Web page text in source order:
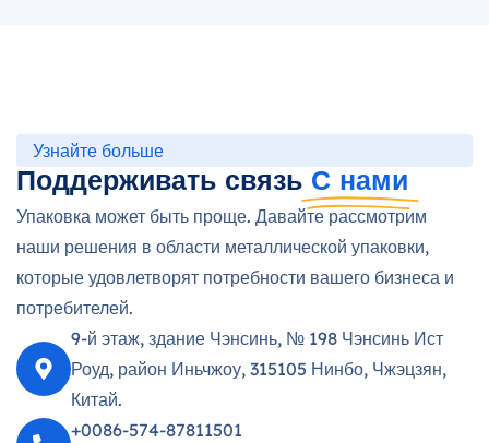
Узнайте больше
Поддерживать связь С нами
Упаковка может быть проще. Давайте рассмотрим
наши решения в области металлической упаковки,
которые удовлетворят потребности вашего бизнеса и
потребителей.
9-й этаж, здание Чэнсинь, № 198 Чэнсинь Ист
Роуд, район Иньчжоу, 315105 Нинбо, Чжэцзян,
Китай.
+0086-574-87811501